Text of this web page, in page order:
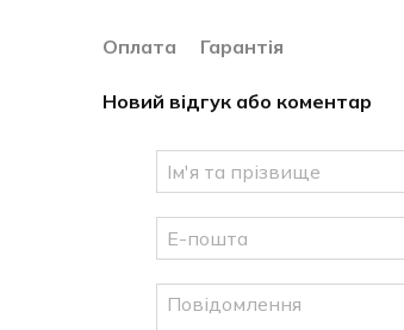
Оплата Гарантія
Новий відгук або коментар